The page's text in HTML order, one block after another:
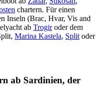
chartern. Für einen
Inseln (Brac, Hvar, Vis and
ab Trogiroder dem
Marina Kastela, Split oder
ab Sardinien, der